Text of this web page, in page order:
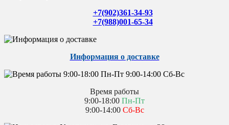
+7(902)361-34-93
+7(988)001-65-34
Информация о доставке
Время работы
9:00-18:00 Пн-Пт
9:00-14:00 Сб-Вс